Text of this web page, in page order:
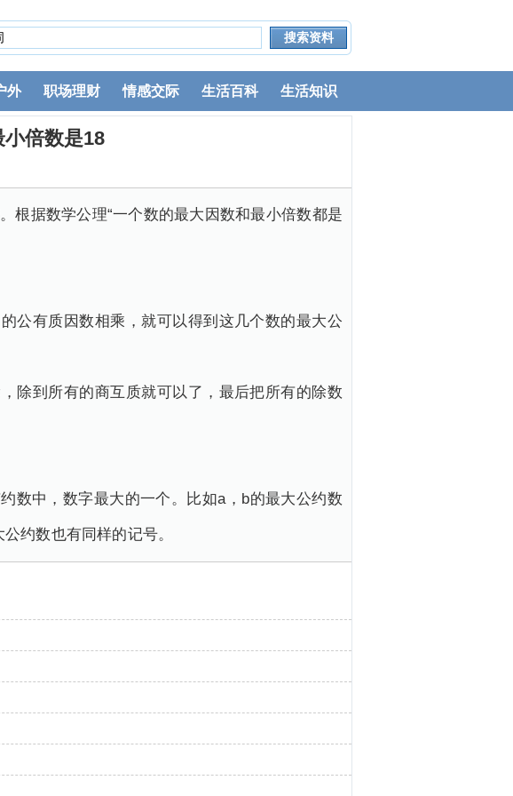
外 职场理财 情感交际 生活百科 生活知识
倍数是18
根据数学公理“一个数的最大因数和最小倍数都是
公有质因数相乘，就可以得到这几个数的最大公
除到所有的商互质就可以了，最后把所有的除数
数中，数字最大的一个。比如a，b的最大公约数
约数也有同样的记号。